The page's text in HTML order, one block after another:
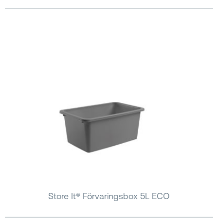
Store It® Förvaringsbox 5L ECO